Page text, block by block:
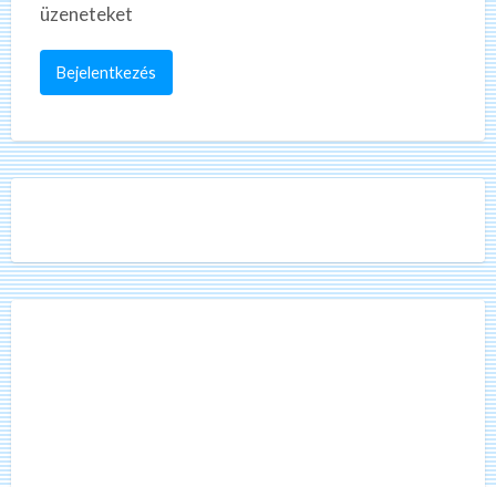
üzeneteket
Bejelentkezés